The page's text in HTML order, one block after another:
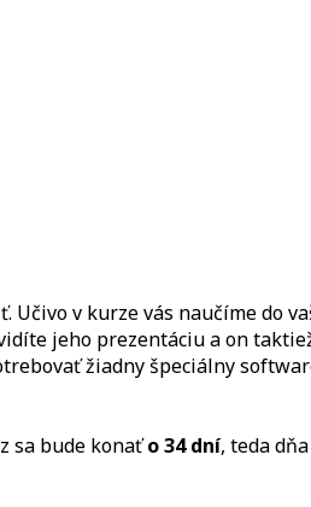
v kurze vás naučíme do
jeho prezentáciu a on
žiadny špeciálny
sa bude konaťo 34 dní, teda dňa